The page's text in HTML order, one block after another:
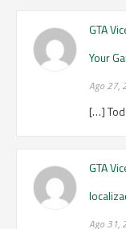
GTA
Your
Ago 27,
[…]
GTA
Ago 31,